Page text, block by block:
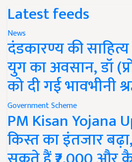
Latest feeds
News
दंडकारण्य की
युग का अवसान, डॉ
को दी गई भावभीनी
Government Scheme
PM Kisan Yojana
किस्त का इंतजार